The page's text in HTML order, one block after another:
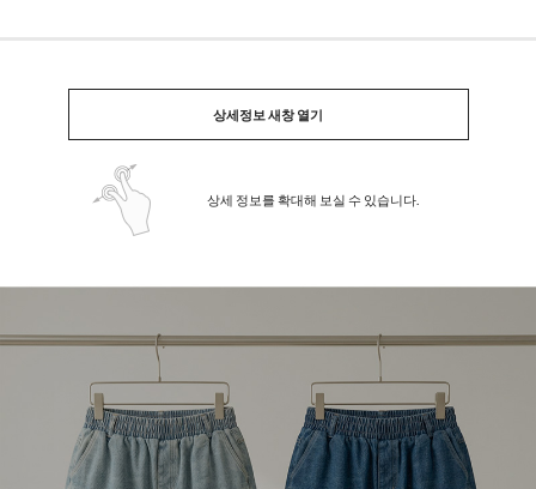
상세정보 새창 열기
상세 정보를 확대해 보실 수 있습니다.